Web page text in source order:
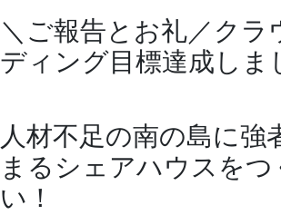
＼ご報告とお礼／クラ
ディング目標達成しま
人材不足の南の島に強
まるシェアハウスをつ
い！